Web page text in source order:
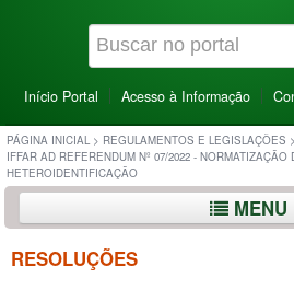
Início Portal Acesso à Informação
PÁGINA INICIAL > REGULAMENTOS E LEGISLAÇÕES >
IFFAR AD REFERENDUM Nº 07/2022 -
HETEROIDENTIFICAÇÃO
MENU
RESOLUÇÕES